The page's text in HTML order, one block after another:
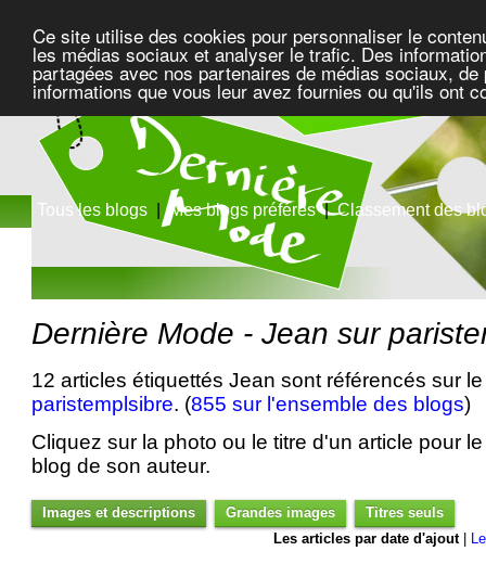
Ce site utilise des cookies pour personnaliser le
les médias sociaux et analyser le trafic. Des
partagées avec nos partenaires de médias sociaux,
informations que vous leur avez fournies ou qu'ils ont
Tous les blogs | Mes blogs préférés|Classement des
Dernière Mode - Jean sur
12 articles étiquettés Jean sont référencés sur
paristemplsibre. (855 sur l'ensemble des blogs)
Cliquez sur la photo ou le titre d'un article pour
blog de son auteur.
Images et descriptions Grandes images
Titres seuls
Les articles par date d'ajout|